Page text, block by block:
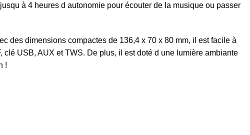
à 4 heures d autonomie pour écouter de la musique ou passer
des dimensions compactes de 136,4 x 70 x 80 mm, il est facile à
USB, AUX et TWS. De plus, il est doté d une lumière ambiante
!